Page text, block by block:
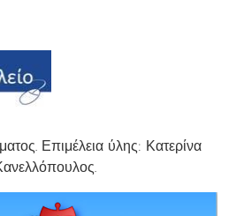
Επιμέλεια ύλης: Κατερίνα